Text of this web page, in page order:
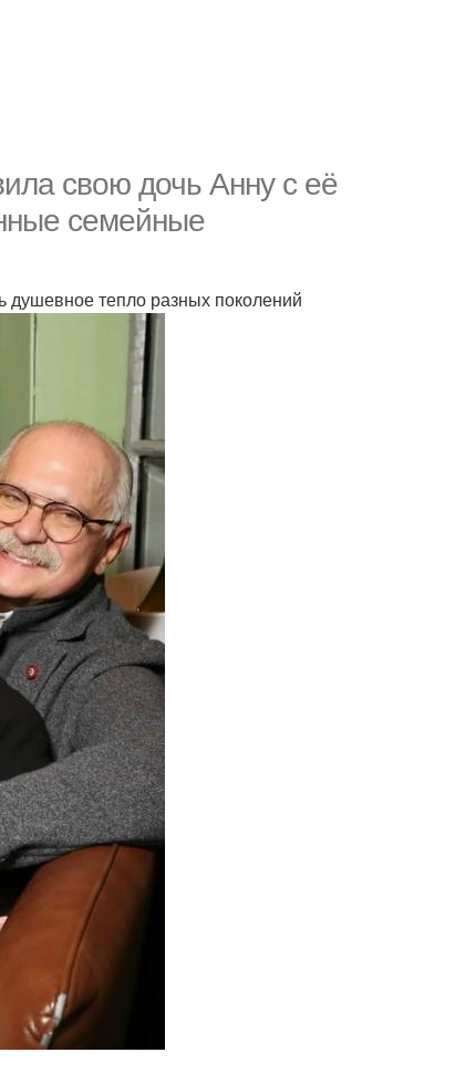
свою дочь Анну с её
семейные
тепло разных поколений